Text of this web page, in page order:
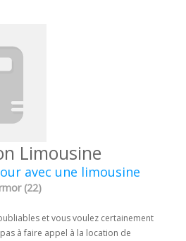
Limousine
avec une limousine
(22)
et vous voulez certainement
à faire appel à la location de